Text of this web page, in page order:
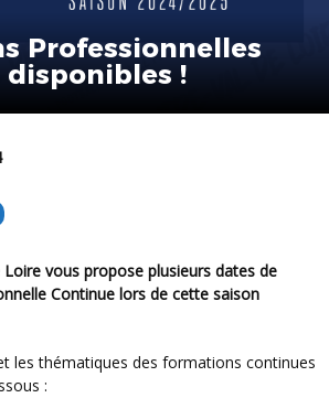
Professionnelles
disponibles !
Continue lors de cette saison
: